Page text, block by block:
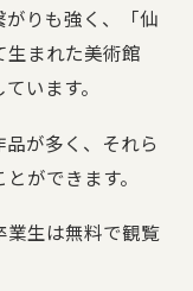
りも強く、「仙
生まれた美術館
います。
が多く、それら
ができます。
業生は無料で観覧